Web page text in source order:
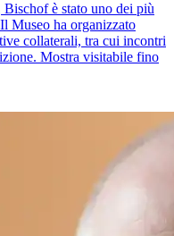
è stato uno dei più
Museo ha organizzato
collaterali, tra cui incontri
Mostra visitabile fino